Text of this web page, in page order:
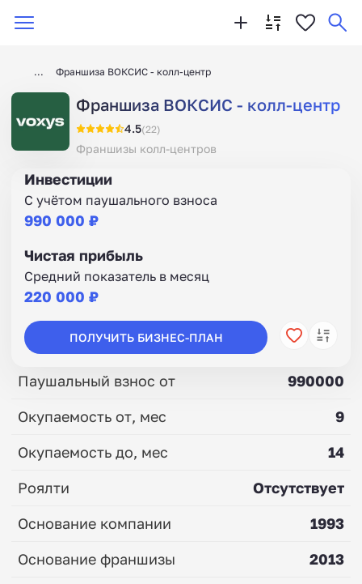
Франшиза ВОКСИС - колл-центр
Франшиза ВОКСИС - колл-центр
4.5(22)
Франшизы колл-центров
Инвестиции
С учётом паушального взноса
990 000 ₽
Чистая прибыль
Средний показатель в месяц
220 000 ₽
ПОЛУЧИТЬ БИЗНЕС-ПЛАН
Паушальный взнос от
990000
Окупаемость от, мес
9
Окупаемость до, мес
14
Роялти
Отсутствует
Основание компании
1993
Основание франшизы
2013